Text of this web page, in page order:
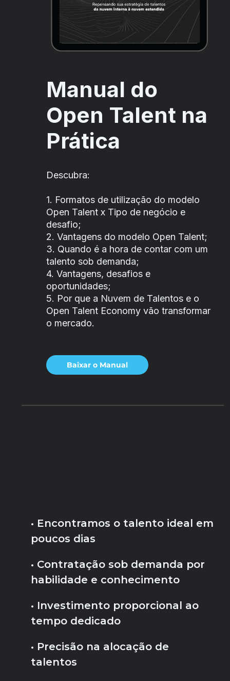
Manual do
Open Talent na
Prática
Descubra:
1. Formatos de utilização do modelo
Open Talent x Tipo de negócio e
desafio;
2. Vantagens do modelo Open Talent;
3. Quando é a hora de contar com um
talento sob demanda;
4. Vantagens, desafios e
oportunidades;
5. Por que a Nuvem de Talentos e o
Open Talent Economy vão transformar
o mercado.
Baixar o Manual
• Encontramos o talento ideal em
poucos dias
• Contratação sob demanda por
habilidade e conhecimento
• Investimento proporcional ao
tempo dedicado
• Precisão na alocação de
talentos